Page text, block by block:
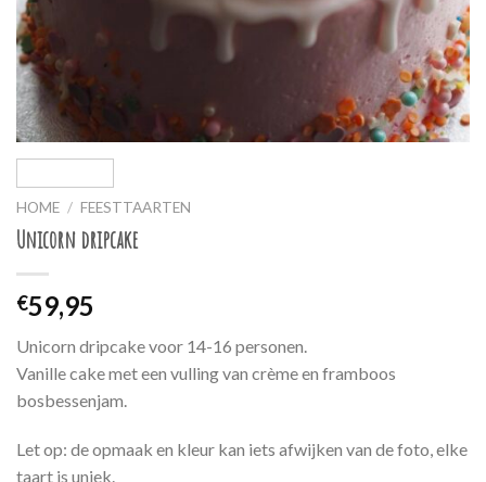
HOME / FEESTTAARTEN
Unicorn dripcake
€59,95
Unicorn dripcake voor 14-16 personen.
Vanille cake met een vulling van crème en framboos
bosbessenjam.
Let op: de opmaak en kleur kan iets afwijken van de foto, elke
taart is uniek.